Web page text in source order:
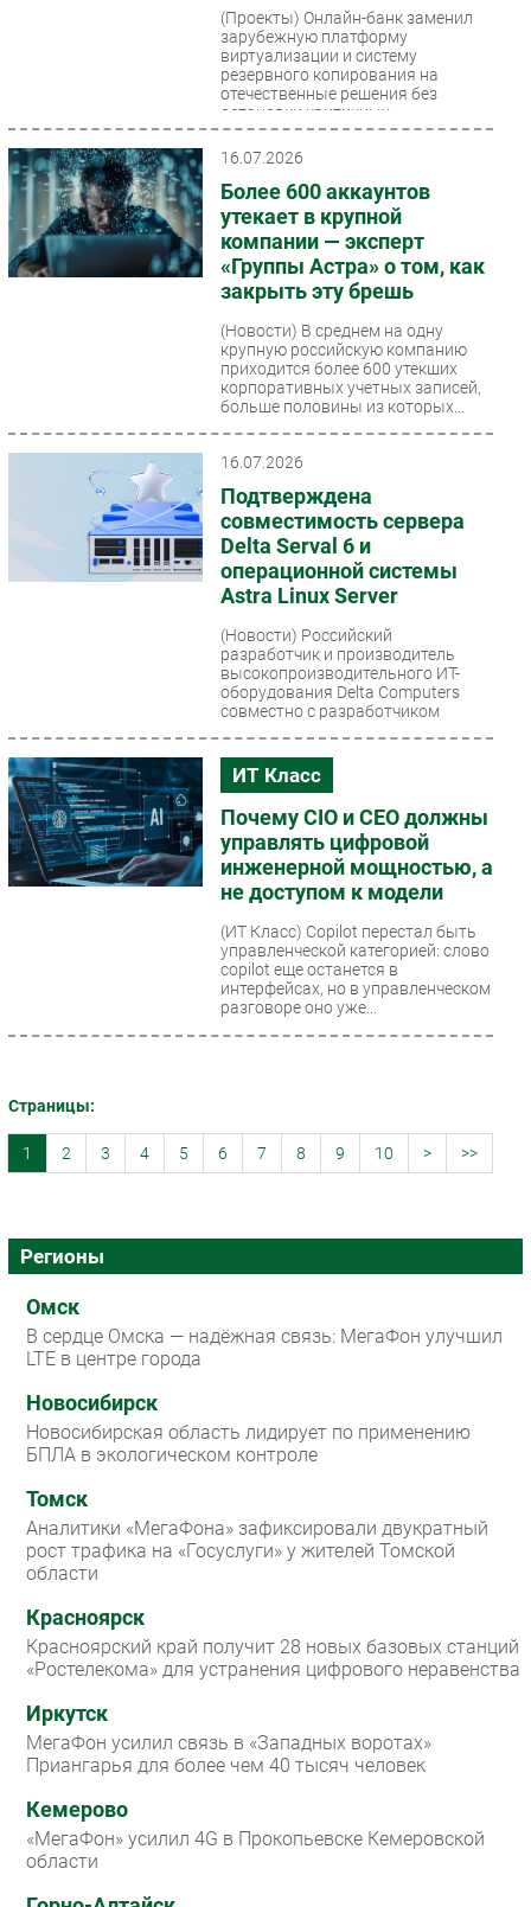
(Проекты) Онлайн-банк заменил
зарубежную платформу
виртуализации и систему
резервного копирования на
отечественные решения без
остановки критичных...
16.07.2026
Более 600 аккаунтов
утекает в крупной
компании — эксперт
«Группы Астра» о том, как
закрыть эту брешь
(Новости) В среднем на одну
крупную российскую компанию
приходится более 600 утекших
корпоративных учетных записей,
больше половины из которых...
16.07.2026
Подтверждена
совместимость сервера
Delta Serval 6 и
операционной системы
Astra Linux Server
(Новости) Российский
разработчик и производитель
высокопроизводительного ИТ-
оборудования Delta Computers
совместно с разработчиком
ИТ Класс
Почему CIO и CEO должны
управлять цифровой
инженерной мощностью, а
не доступом к модели
(ИТ Класс) Copilot перестал быть
управленческой категорией: слово
copilot еще останется в
интерфейсах, но в управленческом
разговоре оно уже...
Страницы:
1 2 3 4 5 6 7 8 9 10 > >>
Регионы
Омск
В сердце Омска — надёжная связь: МегаФон улучшил
LTE в центре города
Новосибирск
Новосибирская область лидирует по применению
БПЛА в экологическом контроле
Томск
Аналитики «МегаФона» зафиксировали двукратный
рост трафика на «Госуслуги» у жителей Томской
области
Красноярск
Красноярский край получит 28 новых базовых станций
«Ростелекома» для устранения цифрового неравенства
Иркутск
МегаФон усилил связь в «Западных воротах»
Приангарья для более чем 40 тысяч человек
Кемерово
«МегаФон» усилил 4G в Прокопьевске Кемеровской
области